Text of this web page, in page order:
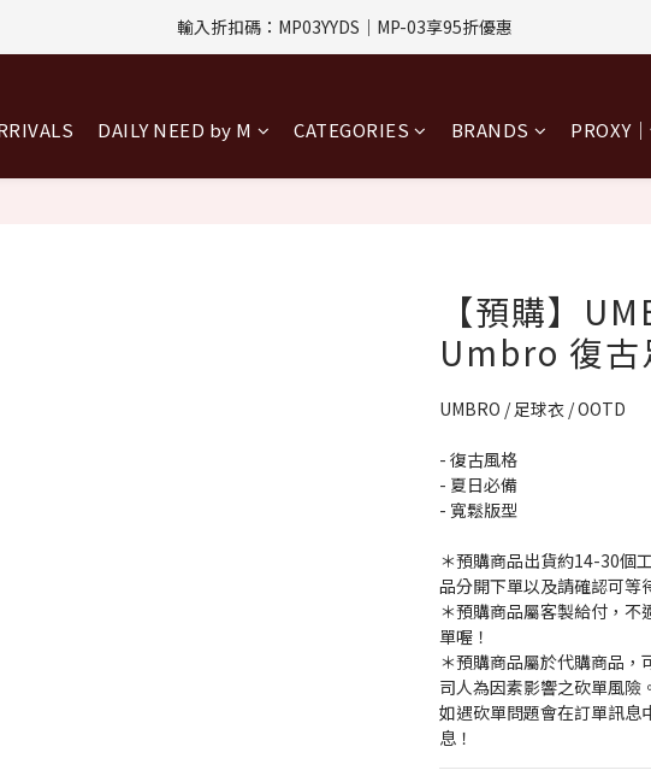
評價回饋｜訂單完成後7天內填寫5字以上評價，即可獲得$30購物金
輸入折扣碼：MP03YYDS｜MP-03享95折優惠
評價回饋｜訂單完成後7天內填寫5字以上評價，即可獲得$30購物金
DAILY NEED by M CATEGORIES BRANDS PROXY
【預購】
Umbro 復古
UMBRO / 足球衣 / OOTD
- 復古風格
- 夏日必備
- 寬鬆版型
＊預購商品出貨約14-30個
品分開下單以及請確認可等
＊預購商品屬客製給付，不
單喔！
＊預購商品屬於代購商品
司人為因素影響之砍單風險。
如遇砍單問題會在訂單訊息
息！